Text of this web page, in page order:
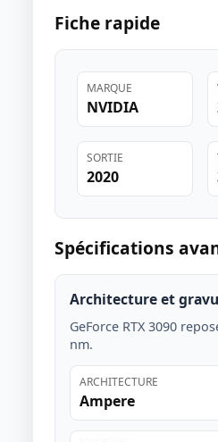
Fiche rapide
MARQUE
NVIDIA
SORTIE
2020
Spécifications
Architecture et
GeForce RTX 3090
nm.
ARCHITECTURE
Ampere